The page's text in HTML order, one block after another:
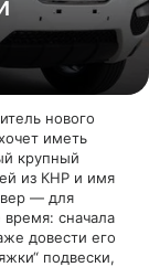
нового
иметь
крупный
из КНР и имя
— для
сначала
довести его
подвески,